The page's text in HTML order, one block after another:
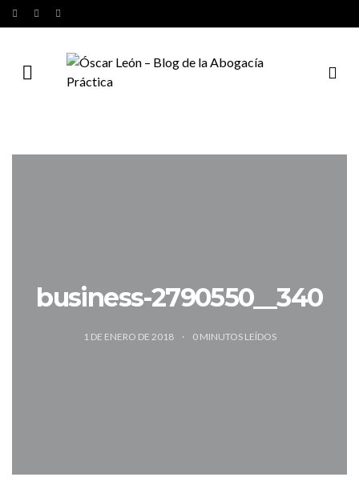
business-2790550__340
1 DE ENERO DE 2018 0 MINUTOS LEÍDOS